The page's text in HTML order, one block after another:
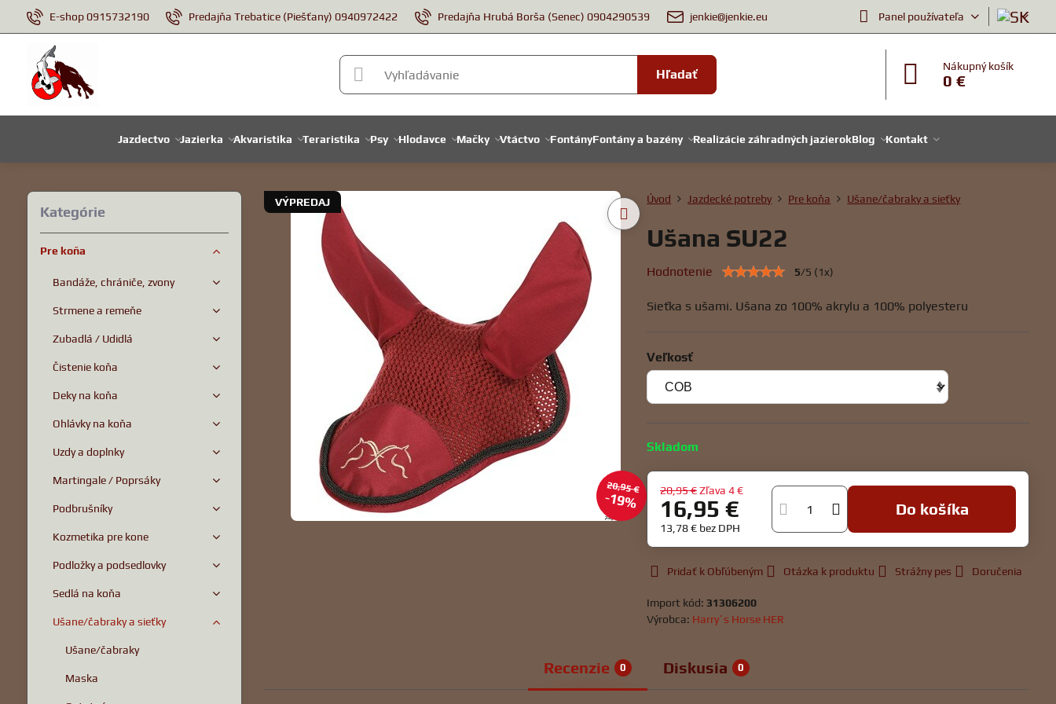
E-shop 0915732190 Predajňa Trebatice (Piešťany) 0940972422 Predajňa Hrubá Borša (Senec) 0904290539 jenkie@jenkie.eu Panel používateľa
Hľadať
Nákupný košík
0 €
Jazdectvo Jazierka Akvaristika Teraristika Psy Hlodavce Mačky Vtáctvo FontányFontány a bazény Realizácie záhradných jazierokBlog Kontakt
VÝPREDAJ
20,95 €
19%
Úvod Jazdecké potreby Pre koňa Ušane/čabraky a sieťky
Ušana SU22
Hodnotenie 5/5 (1x)
Sieťka s ušami. Ušana zo 100% akrylu a 100% polyesteru
Veľkosť
Skladom
20,95 € Zľava 4 €
16,95 €
13,78 € bez DPH
Do košíka
Pridať k Obľúbeným Otázka k produktu Strážny pes Doručenia
Import kód:31306200
Výrobca: Harry´s Horse HER
Recenzie 0 Diskusia 0
Kategórie
Pre koňa
Bandáže, chrániče, zvony
Strmene a remeňe
Zubadlá / Udidlá
Čistenie koňa
Deky na koňa
Ohlávky na koňa
Uzdy a doplnky
Martingale / Poprsáky
Podbrušníky
Kozmetika pre kone
Podložky a podsedlovky
Sedlá na koňa
Ušane/čabraky a sieťky
Ušane/čabraky
Maska